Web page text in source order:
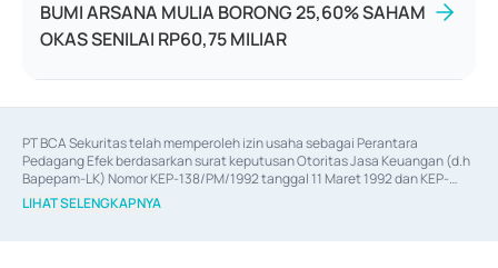
BUMI ARSANA MULIA BORONG 25,60% SAHAM
OKAS SENILAI RP60,75 MILIAR
PT BCA Sekuritas telah memperoleh izin usaha sebagai Perantara
Pedagang Efek berdasarkan surat keputusan Otoritas Jasa Keuangan (d.h
Bapepam-LK) Nomor KEP-138/PM/1992 tanggal 11 Maret 1992 dan KEP-
06/D.04/2014 tanggal 28 Februari 2014, izin usaha sebagai Penjamin Emisi
Efek berdasarkan surat keputusan Otoritas Jasa Keuangan Nomor KEP-
LIHAT SELENGKAPNYA